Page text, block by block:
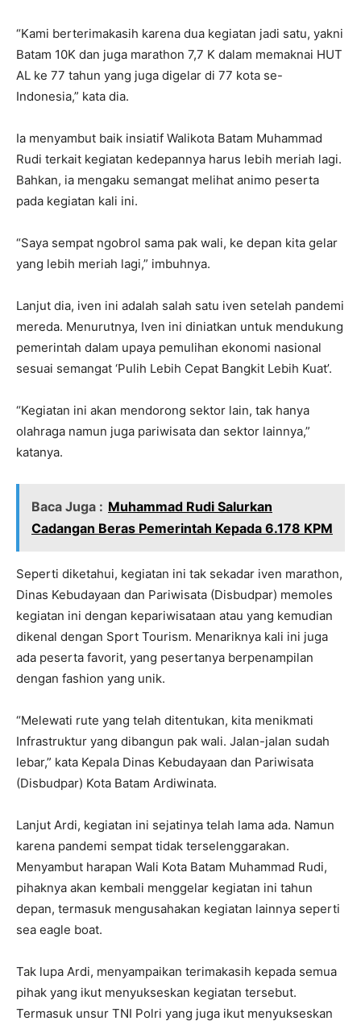
“Kami berterimakasih karena dua kegiatan jadi satu, yakni
Batam 10K dan juga marathon 7,7 K dalam memaknai HUT
AL ke 77 tahun yang juga digelar di 77 kota se-
Indonesia,” kata dia.
Ia menyambut baik insiatif Walikota Batam Muhammad
Rudi terkait kegiatan kedepannya harus lebih meriah lagi.
Bahkan, ia mengaku semangat melihat animo peserta
pada kegiatan kali ini.
“Saya sempat ngobrol sama pak wali, ke depan kita gelar
yang lebih meriah lagi,” imbuhnya.
Lanjut dia, iven ini adalah salah satu iven setelah pandemi
mereda. Menurutnya, Iven ini diniatkan untuk mendukung
pemerintah dalam upaya pemulihan ekonomi nasional
sesuai semangat ‘Pulih Lebih Cepat Bangkit Lebih Kuat’.
“Kegiatan ini akan mendorong sektor lain, tak hanya
olahraga namun juga pariwisata dan sektor lainnya,”
katanya.
Baca Juga : Muhammad Rudi Salurkan
Cadangan Beras Pemerintah Kepada 6.178 KPM
Seperti diketahui, kegiatan ini tak sekadar iven marathon,
Dinas Kebudayaan dan Pariwisata (Disbudpar) memoles
kegiatan ini dengan kepariwisataan atau yang kemudian
dikenal dengan Sport Tourism. Menariknya kali ini juga
ada peserta favorit, yang pesertanya berpenampilan
dengan fashion yang unik.
“Melewati rute yang telah ditentukan, kita menikmati
Infrastruktur yang dibangun pak wali. Jalan-jalan sudah
lebar,” kata Kepala Dinas Kebudayaan dan Pariwisata
(Disbudpar) Kota Batam Ardiwinata.
Lanjut Ardi, kegiatan ini sejatinya telah lama ada. Namun
karena pandemi sempat tidak terselenggarakan.
Menyambut harapan Wali Kota Batam Muhammad Rudi,
pihaknya akan kembali menggelar kegiatan ini tahun
depan, termasuk mengusahakan kegiatan lainnya seperti
sea eagle boat.
Tak lupa Ardi, menyampaikan terimakasih kepada semua
pihak yang ikut menyukseskan kegiatan tersebut.
Termasuk unsur TNI Polri yang juga ikut menyukseskan